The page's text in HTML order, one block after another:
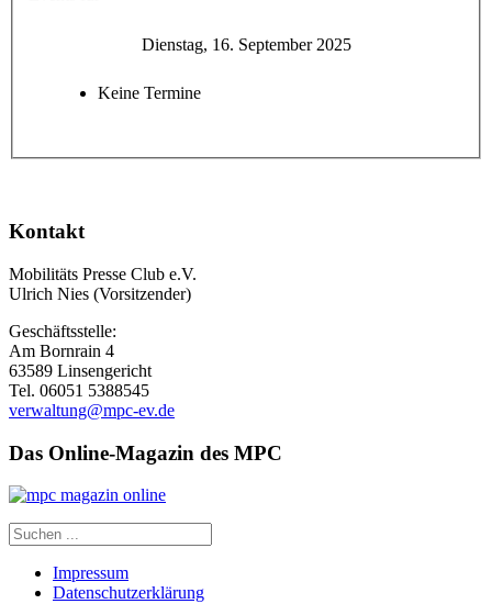
Dienstag, 16. September 2025
Keine Termine
Kontakt
Mobilitäts Presse Club e.V.
Ulrich Nies (Vorsitzender)
Geschäftsstelle:
Am Bornrain 4
63589 Linsengericht
Tel. 06051 5388545
verwaltung@mpc-ev.de
Das Online-Magazin des MPC
Impressum
Datenschutzerklärung